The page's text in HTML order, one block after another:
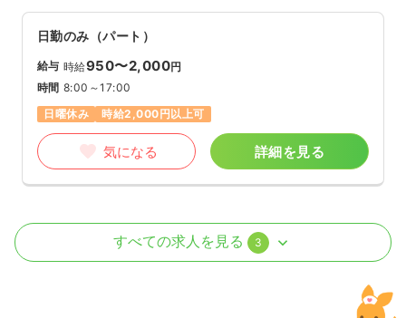
日勤のみ（パート）
給与 時給950〜2,000円
時間 8:00～17:00
日曜休み
時給2,000円以上可
気になる 詳細を見る
介護・福祉系正・准看護師
すべての求人を見る 3